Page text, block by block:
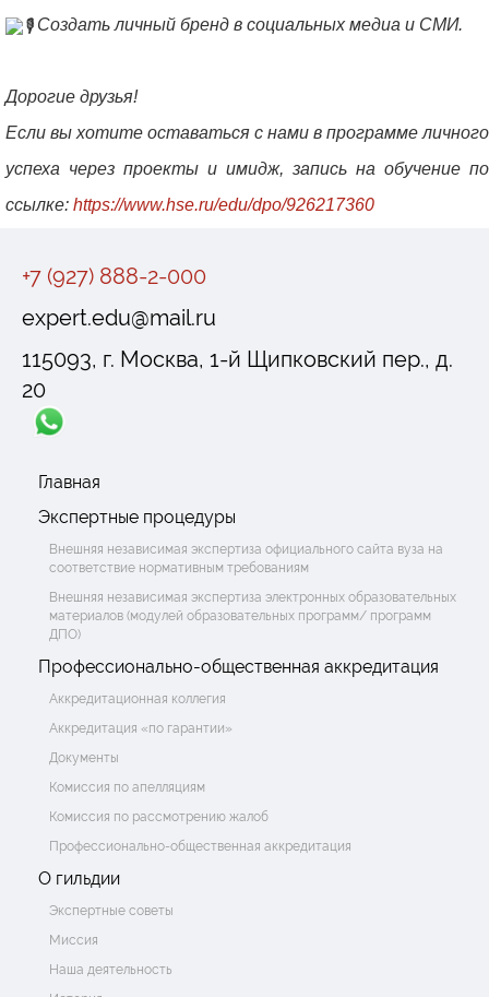
Создать личный бренд в социальных медиа и СМИ.
Дорогие друзья!
Если вы хотите оставаться с нами в программе личного
успеха через проекты и имидж, запись на обучение по
ссылке: https://www.hse.ru/edu/dpo/926217360
+7 (927) 888-2-000
expert.edu@mail.ru
115093, г. Москва, 1-й Щипковский пер., д.
20
Главная
Экспертные процедуры
Внешняя независимая экспертиза официального сайта вуза на
соответствие нормативным требованиям
Внешняя независимая экспертиза электронных образовательных
материалов (модулей образовательных программ/ программ
ДПО)
Профессионально-общественная аккредитация
Аккредитационная коллегия
Аккредитация «по гарантии»
Документы
Комиссия по апелляциям
Комиссия по рассмотрению жалоб
Профессионально-общественная аккредитация
О гильдии
Экспертные советы
Миссия
Наша деятельность